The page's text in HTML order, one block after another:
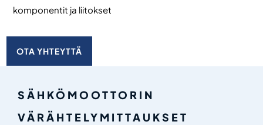
komponentit ja liitokset
OTA YHTEYTTÄ
SÄHKÖMOOTTORIN
VÄRÄHTELYMITTAUKSET